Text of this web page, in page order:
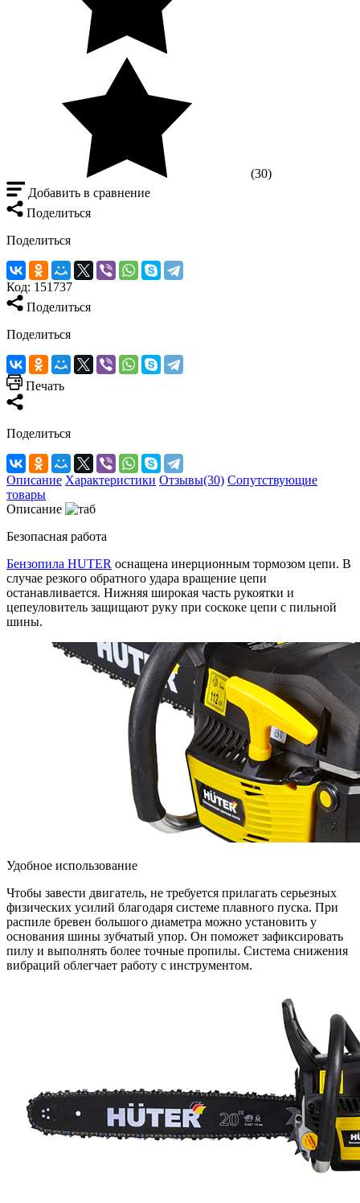
(30)
Добавить в сравнение
Поделиться
Поделиться
Код: 151737
Поделиться
Поделиться
Печать
Поделиться
Описание Характеристики Отзывы(30) Сопутствующие
товары
Описание
Безопасная работа
Бензопила HUTER оснащена инерционным тормозом цепи. В
случае резкого обратного удара вращение цепи
останавливается. Нижняя широкая часть рукоятки и
цепеуловитель защищают руку при соскоке цепи с пильной
шины.
Удобное использование
Чтобы завести двигатель, не требуется прилагать серьезных
физических усилий благодаря системе плавного пуска. При
распиле бревен большого диаметра можно установить у
основания шины зубчатый упор. Он поможет зафиксировать
пилу и выполнять более точные пропилы. Система снижения
вибраций облегчает работу с инструментом.